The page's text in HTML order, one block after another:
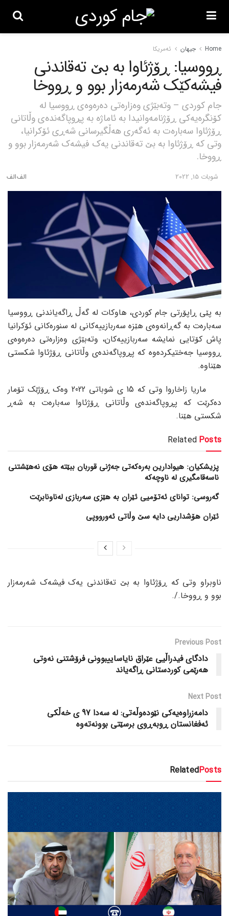
Home جیهان ئەمریکا
ڕووسیا: ڕۆژئاوا بە بێ تەقاندنی
فیشەکێک شەرمەزار بوو و ڕووخا
جام کوردی – وتەبێژی وەزارەتی دەرەوەی ڕووسیا لە
کۆنگرەیەکی ڕۆژنامەوانیدا بە ئاماژە بە پڕوپاگەندەی وڵاتانی
ڕۆژئاوا سەبارەت بە ئەگەری هەڵگیرسانی شەڕی ئۆکرانیا،
وتی کە ڕۆژئاوا بە بێ تەقاندنی یەک فیشەک شەرمەزار بوو و
ڕووخا.
شوبات 15, 2022
بە پێی ڕاپۆرتی جام کوردی، هاوکات لە گەڵ ڕاگەیاندنی ڕووسیا
سەبارەت بە گەڕانەوەی هێزە سەربازییەکانی لە سنورەکانی ئۆکرانیا
پاش کۆتایی نمایشە سەربازییەکان، وتەبێژی وەزارەتی دەرەوەی
ڕووسیا جەختیکردەوە کە پڕوپاگەندەی وڵاتانی ڕۆژئاوا شکستی
هێناوە.
ماریا زاخاروا وتی کە 15 ی شوباتی 2022 وەک ڕۆژێک تۆمار
دەکرێت کە پڕوپاگەندەی وڵاتانی ڕۆژئاوا سەبارەت بە شەڕ
شکستی هێنا.
Related Posts
پزیشکیان: هیوادارین بەرەکەتی جەژنی قوربان ببێتە هۆی نەهێشتنی
ناسەقامگیری لە ناوچەکە
گەروسی: توانای ئەتۆمیی ئێران بە هێزی سەربازی لەناونابرێت
ئێران هۆشداریی دایە سێ وڵاتی ئەورووپی
ناوبراو وتی کە ڕۆژئاوا بە بێ تەقاندنی یەک فیشەک شەرمەزار
بوو و ڕووخا./.
Previous Post
دادگای فیدراڵیی عێراق نایاساییبوونی فرۆشتنی نەوتی
هەرێمی کوردستانی ڕاگەیاند
Next Post
دامەزراوەیەکی نێودەوڵەتی: لە سەدا 97 ی خەڵکی
ئەفغانستان ڕوبەڕوی برسێتی بوونەتەوە
RelatedPosts